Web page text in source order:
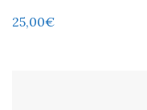
25,00€